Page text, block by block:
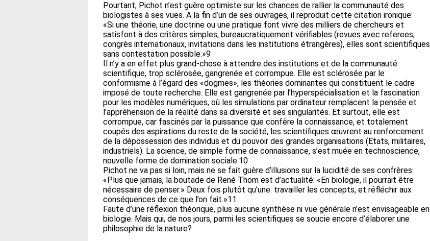
Pourtant, Pichot n’est guère optimiste sur les chances de rallier la communauté des
biologistes à ses vues. A la fin d’un de ses ouvrages, il reproduit cette citation ironique:
«Si une théorie, une doctrine ou une pratique font vivre des milliers de chercheurs et
satisfont à des critères simples, bureaucratiquement vérifiables (revues avec referees,
congrès internationaux, invitations dans les institutions étrangères), elles sont scientifiques
sans contestation possible.»9
Il n’y a en effet plus grand-chose à attendre des institutions et de la communauté
scientifique, trop sclérosée, gangrenée et corrompue. Elle est sclérosée par le
conformisme à l’égard des «dogmes», les théories dominantes qui constituent le cadre
imposé de toute recherche. Elle est gangrenée par l’hyperspécialisation et la fascination
pour les modèles numériques, où les simulations par ordinateur remplacent la pensée et
l’appréhension de la réalité dans sa diversité et ses singularités. Et surtout, elle est
corrompue, car fascinés par la puissance que confère la connaissance, et totalement
coupés des aspirations du reste de la société, les scientifiques œuvrent au renforcement
de la dépossession des individus et du pouvoir des grandes organisations (Etats, militaires,
industriels). La science, de simple forme de connaissance, s’est muée en technoscience,
nouvelle forme de domination sociale.10
Pichot ne va pas si loin, mais ne se fait guère d’illusions sur la lucidité de ses confrères:
«Plus que jamais, la boutade de René Thom est d’actualité: «En biologie, il pourrait être
nécessaire de penser.» Deux fois plutôt qu’une: travailler les concepts, et réfléchir aux
conséquences de ce que l’on fait.»11
Faute d’une réflexion théorique, plus aucune synthèse ni vue générale n’est envisageable en
biologie. Mais qui, de nos jours, parmi les scientifiques se soucie encore d’élaborer une
philosophie de la nature?